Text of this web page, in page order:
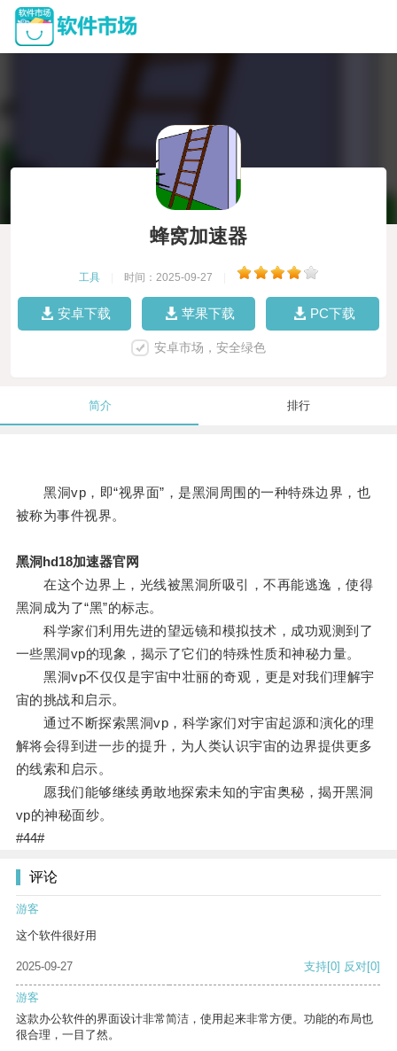
蜂窝加速器
工具 时间：2025-09-27
安卓下载 苹果下载 PC下载
安卓市场，安全绿色
简介 排行
黑洞vp，即“视界面”，是黑洞周围的一种特殊边界，也
被称为事件视界。
黑洞hd18加速器官网
在这个边界上，光线被黑洞所吸引，不再能逃逸，使得
黑洞成为了“黑”的标志。
科学家们利用先进的望远镜和模拟技术，成功观测到了
一些黑洞vp的现象，揭示了它们的特殊性质和神秘力量。
黑洞vp不仅仅是宇宙中壮丽的奇观，更是对我们理解宇
宙的挑战和启示。
通过不断探索黑洞vp，科学家们对宇宙起源和演化的理
解将会得到进一步的提升，为人类认识宇宙的边界提供更多
的线索和启示。
愿我们能够继续勇敢地探索未知的宇宙奥秘，揭开黑洞
vp的神秘面纱。
#44#
评论
游客
这个软件很好用
2025-09-27 支持[0] 反对[0]
游客
这款办公软件的界面设计非常简洁，使用起来非常方便。功能的布局也
很合理，一目了然。